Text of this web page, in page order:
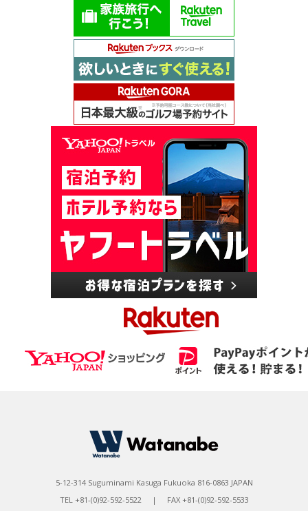
5-12-314 Suguminami Kasuga Fukuoka 816-0863 JAPAN
TEL +81-(0)92-592-5522 | FAX +81-(0)92-592-5533